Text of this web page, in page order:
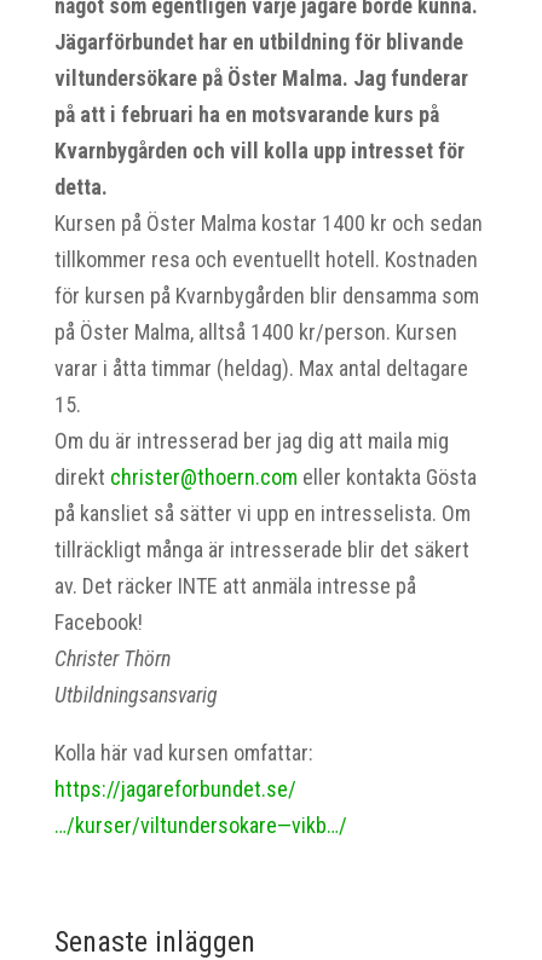
något som egentligen varje jägare borde kunna.
Jägarförbundet har en utbildning för blivande
viltundersökare på Öster Malma. Jag funderar
på att i februari ha en motsvarande kurs på
Kvarnbygården och vill kolla upp intresset för
detta.
Kursen på Öster Malma kostar 1400 kr och sedan
tillkommer resa och eventuellt hotell. Kostnaden
för kursen på Kvarnbygården blir densamma som
på Öster Malma, alltså 1400 kr/person. Kursen
varar i åtta timmar (heldag). Max antal deltagare
15.
Om du är intresserad ber jag dig att maila mig
direkt christer@thoern.com eller kontakta Gösta
på kansliet så sätter vi upp en intresselista. Om
tillräckligt många är intresserade blir det säkert
av. Det räcker INTE att anmäla intresse på
Facebook!
Christer Thörn
Utbildningsansvarig
Kolla här vad kursen omfattar:
https://jagareforbundet.se/
…/kurser/viltundersokare—vikb…/
Senaste inläggen